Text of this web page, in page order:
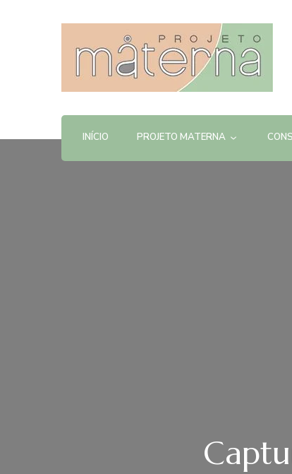
Projeto Materna
INÍCIO PROJETO MATERNA